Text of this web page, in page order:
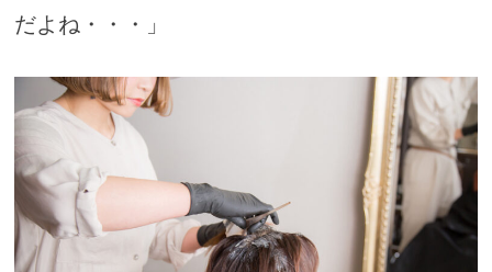
だよね・・・」